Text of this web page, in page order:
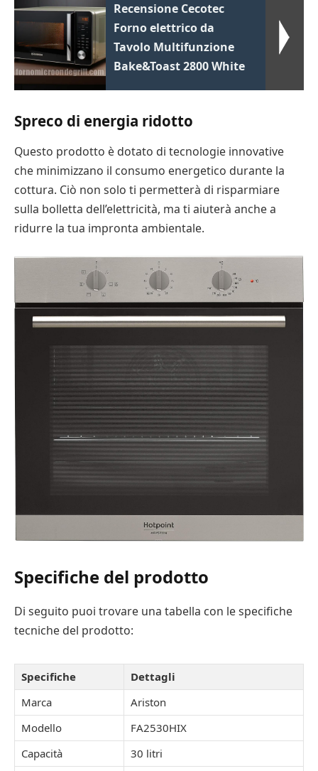
Recensione Cecotec
Forno elettrico da
Tavolo Multifunzione
Bake&Toast 2800 White
Spreco di energia ridotto
Questo prodotto è dotato di tecnologie innovative
che minimizzano il consumo energetico durante la
cottura. Ciò non solo ti permetterà di risparmiare
sulla bolletta dell’elettricità, ma ti aiuterà anche a
ridurre la tua impronta ambientale.
Specifiche del prodotto
Di seguito puoi trovare una tabella con le specifiche
tecniche del prodotto:
Specifiche
Dettagli
Marca
Ariston
Modello
FA2530HIX
Capacità
30 litri